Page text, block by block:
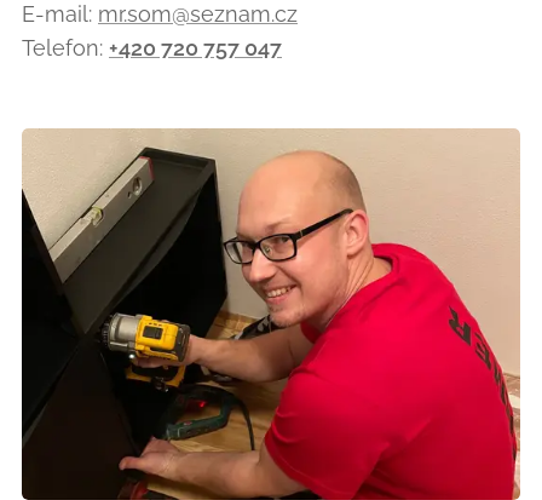
E-mail: mr.som@seznam.cz
Telefon: +420 720 757 047